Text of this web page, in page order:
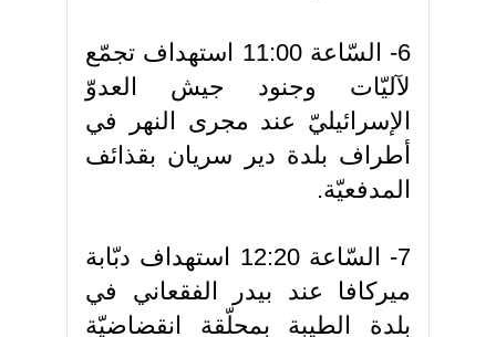
6- السّاعة 11:00 استهداف تجمّع
لآليّات وجنود جيش العدوّ
الإسرائيليّ عند مجرى النهر في
أطراف بلدة دير سريان بقذائف
المدفعيّة.
7- السّاعة 12:20 استهداف دبّابة
ميركافا عند بيدر الفقعاني في
بلدة الطيبة بمحلّقة انقضاضيّة